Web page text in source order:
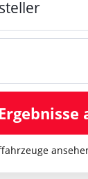
Ergebnisse